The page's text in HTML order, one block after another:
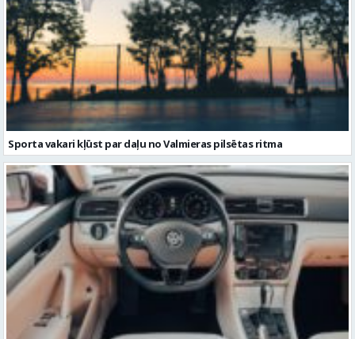
Sporta vakari kļūst par daļu no Valmieras pilsētas ritma
Volkswagen Passat uzturēšana: praktiska pieeja ilgākam
kalpošanas laikam